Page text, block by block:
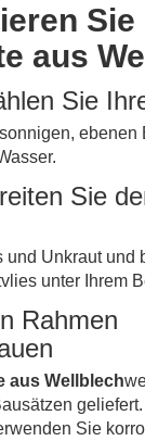
Sie
aus
Sie
ebenen
Sie
und Unkraut und
unter Ihrem
Rahmen
aus Wellblech
Sie